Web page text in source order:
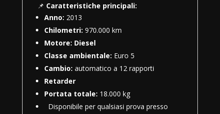
📌 Caratteristiche principali:
Anno: 2013
Chilometri: 970.000 km
Motore: Diesel
Classe ambientale: Euro 5
Cambio: automatico a 12 rapporti
Retarder
Portata totale: 18.000 kg
Disponibile per qualsiasi prova presso